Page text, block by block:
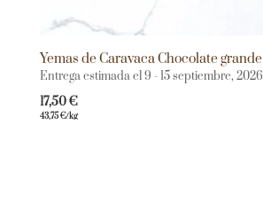
Yemas de Caravaca Chocolate grande
Entrega estimada el 9 - 15 septiembre, 2026
17,50€
43,75€/kg